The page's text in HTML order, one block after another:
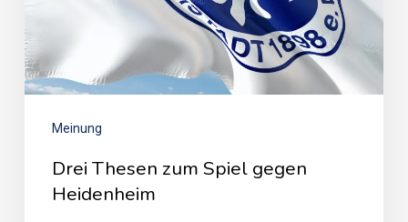
Meinung
Drei Thesen zum Spiel gegen
Heidenheim